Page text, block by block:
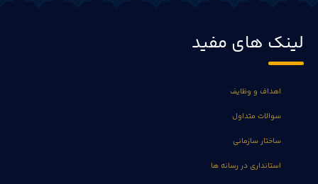
لینک های مفید
اهداف و وظایف
سوالات متداول
ساختار سازمانی
استانداری در رسانه ها